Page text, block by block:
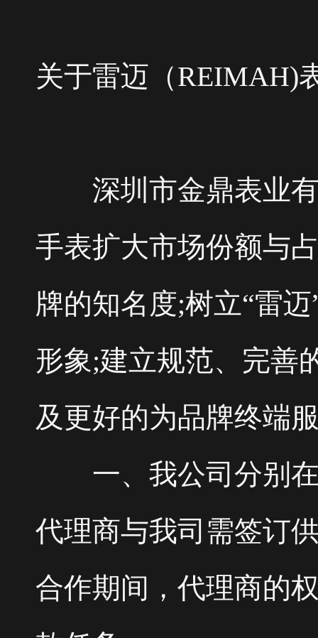
关于雷迈（REIMAH)
深圳市金鼎表业有
手表扩大市场份额与
牌的知名度;树立“雷
形象;建立规范、完善
及更好的为品牌终端
一、我公司分别在
代理商与我司需签订
合作期间，代理商的